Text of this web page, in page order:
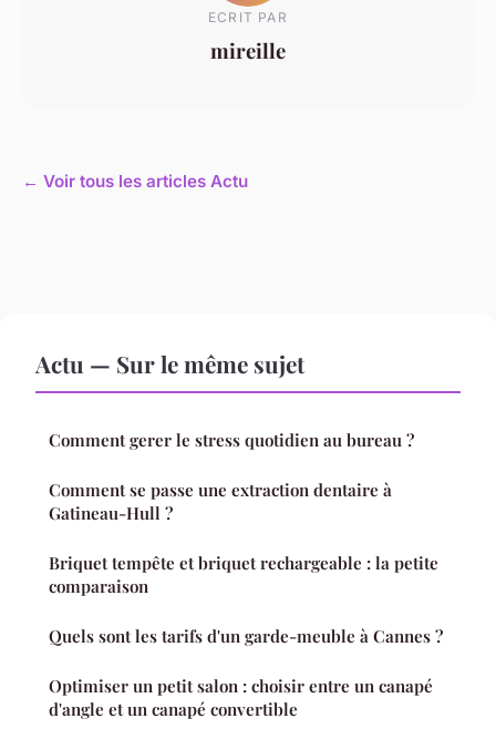
ECRIT PAR
mireille
← Voir tous les articles Actu
Actu — Sur le même sujet
Comment gerer le stress quotidien au bureau ?
Comment se passe une extraction dentaire à
Gatineau-Hull ?
Briquet tempête et briquet rechargeable : la petite
comparaison
Quels sont les tarifs d'un garde-meuble à Cannes ?
Optimiser un petit salon : choisir entre un canapé
d'angle et un canapé convertible